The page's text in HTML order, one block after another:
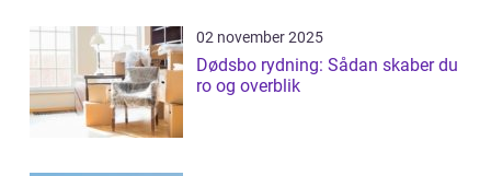
02 november 2025
Dødsbo rydning: Sådan skaber du
ro og overblik